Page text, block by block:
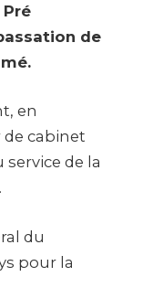
de
en
cabinet
de la
du
pour la